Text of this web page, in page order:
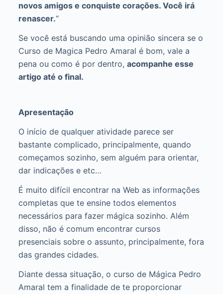
novos amigos e conquiste corações. Você irá
renascer.“
Se você está buscando uma opinião sincera se o
Curso de Magica Pedro Amaral é bom, vale a
pena ou como é por dentro, acompanhe esse
artigo até o final.
Apresentação
O início de qualquer atividade parece ser
bastante complicado, principalmente, quando
começamos sozinho, sem alguém para orientar,
dar indicações e etc…
É muito difícil encontrar na Web as informações
completas que te ensine todos elementos
necessários para fazer mágica sozinho. Além
disso, não é comum encontrar cursos
presenciais sobre o assunto, principalmente, fora
das grandes cidades.
Diante dessa situação, o curso de Mágica Pedro
Amaral tem a finalidade de te proporcionar